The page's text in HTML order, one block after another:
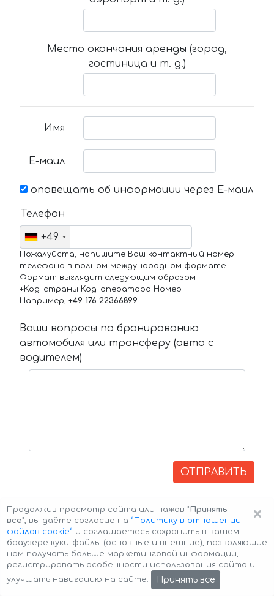
Место окончания аренды (город,
гостиница и т. д.)
Имя
Е-маил
оповещать об информации через Е-маил
Телефон
+49
Пожалуйста, напишите Ваш контактный номер
телефона в полном международном формате.
Формат выглядит следующим образом:
+Код_страны Код_оператора Номер
Например, +49 176 22366899
Ваши вопросы по бронированию
автомобиля или трансферу (авто с
водителем)
ОТПРАВИТЬ
Авторские права © 2026 Авто-Аренда Cookie Policy
×
Продолжив просмотр сайта или нажав "Принять
все", вы даёте согласие на ”Политику в отношении
файлов cookie” и соглашаетесь сохранить в вашем
браузере куки-файлы (основные и внешние), позволяющие
нам получать больше маркетинговой информации,
регистрировать особенности использования сайта и
улучшать навигацию на сайте.
Принять все